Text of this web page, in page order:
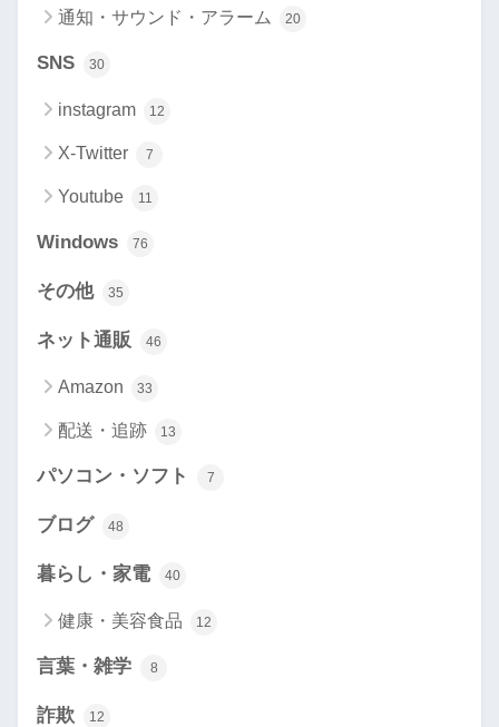
通知・サウンド・アラーム 20
SNS 30
instagram 12
X-Twitter 7
Youtube 11
Windows 76
その他 35
ネット通販 46
Amazon 33
配送・追跡 13
パソコン・ソフト 7
ブログ 48
暮らし・家電 40
健康・美容食品 12
言葉・雑学 8
詐欺 12